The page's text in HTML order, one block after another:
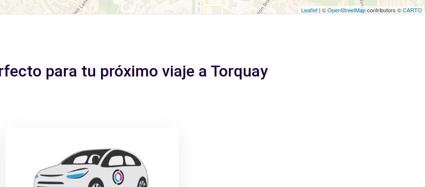
Leaflet | ©OpenStreetMapcontributors ©CARTO
para tu próximo viaje a Torquay